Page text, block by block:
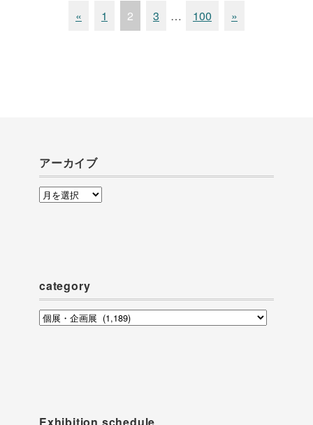
« 1 2 3 … 100 »
アーカイブ
ア
category
category